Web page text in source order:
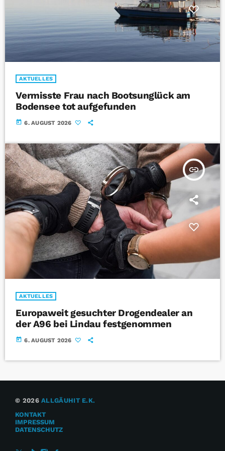
AKTUELLES
Vermisste Frau nach Bootsunglück am
Bodensee tot aufgefunden
today 6. AUGUST 2026
insert_link
AKTUELLES
Europaweit gesuchter Drogendealer an
der A96 bei Lindau festgenommen
today 6. AUGUST 2026
© 2026ALLGÄUHIT E.K.
KONTAKT
IMPRESSUM
DATENSCHUTZ